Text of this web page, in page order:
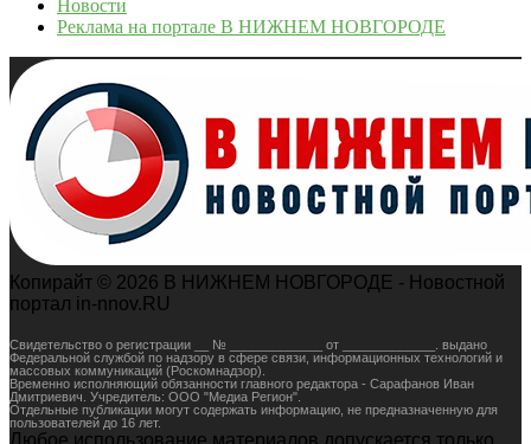
Новости
Реклама на портале В НИЖНЕМ НОВГОРОДЕ
Копирайт © 2026 В НИЖНЕМ НОВГОРОДЕ - Новостной
портал in-nnov.RU
Свидетельство о регистрации __ № _____________ от _____________. выдано
Федеральной службой по надзору в сфере связи, информационных технологий и
массовых коммуникаций (Роскомнадзор).
Временно исполняющий обязанности главного редактора - Сарафанов Иван
Дмитриевич. Учредитель: ООО "Медиа Регион".
Отдельные публикации могут содержать информацию, не предназначенную для
пользователей до 16 лет.
Любое использование материалов допускается только